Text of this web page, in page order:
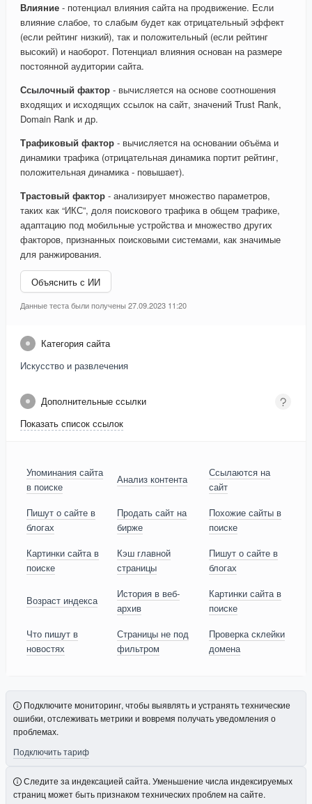
Влияние - потенциал влияния сайта на продвижение. Если
влияние слабое, то слабым будет как отрицательный эффект
(если рейтинг низкий), так и положительный (если рейтинг
высокий) и наоборот. Потенциал влияния основан на размере
постоянной аудитории сайта.
Ссылочный фактор - вычисляется на основе соотношения
входящих и исходящих ссылок на сайт, значений Trust Rank,
Domain Rank и др.
Трафиковый фактор - вычисляется на основании объёма и
динамики трафика (отрицательная динамика портит рейтинг,
положительная динамика - повышает).
Трастовый фактор - анализирует множество параметров,
таких как “ИКС”, доля поискового трафика в общем трафике,
адаптацию под мобильные устройства и множество других
факторов, признанных поисковыми системами, как значимые
для ранжирования.
Объяснить с ИИ
Данные теста были получены 27.09.2023 11:20
Категория сайта
Искусство и развлечения
Дополнительные ссылки
Показать список ссылок
Упоминания сайта
в поиске
Анализ контента
Ссылаются на
сайт
Пишут о сайте в
блогах
Продать сайт на
бирже
Похожие сайты в
поиске
Картинки сайта в
поиске
Кэш главной
страницы
Пишут о сайте в
блогах
Возраст индекса
История в веб-
архив
Картинки сайта в
поиске
Что пишут в
новостях
Страницы не под
фильтром
Проверка склейки
домена
Подключите мониторинг, чтобы выявлять и устранять технические
ошибки, отслеживать метрики и вовремя получать уведомления о
проблемах.
Подключить тариф
Следите за индексацией сайта. Уменьшение числа индексируемых
страниц может быть признаком технических проблем на сайте.